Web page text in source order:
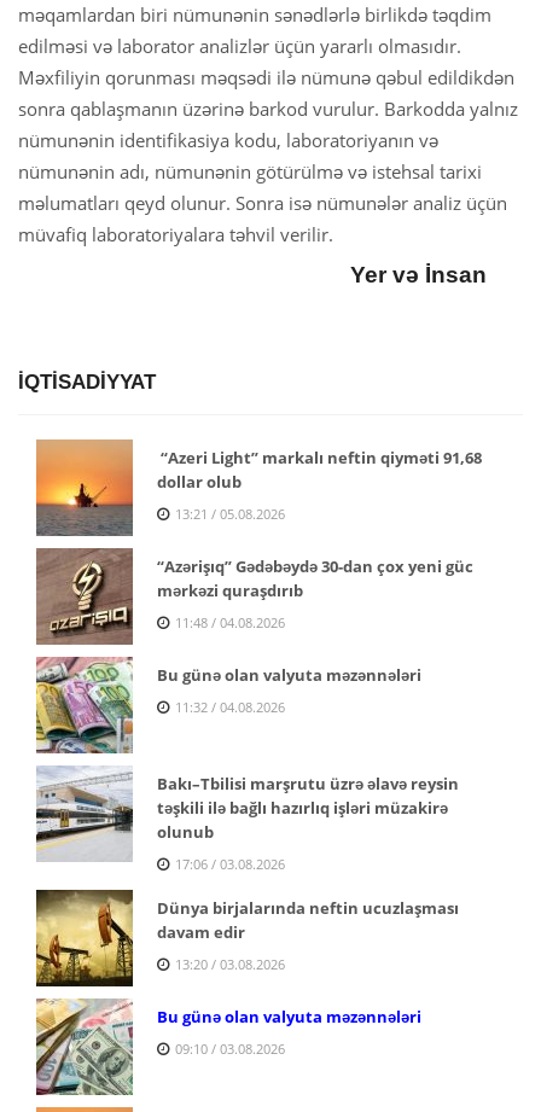
məqamlardan biri nümunənin sənədlərlə birlikdə təqdim
edilməsi və laborator analizlər üçün yararlı olmasıdır.
Məxfiliyin qorunması məqsədi ilə nümunə qəbul edildikdən
sonra qablaşmanın üzərinə barkod vurulur. Barkodda yalnız
nümunənin identifikasiya kodu, laboratoriyanın və
nümunənin adı, nümunənin götürülmə və istehsal tarixi
məlumatları qeyd olunur. Sonra isə nümunələr analiz üçün
müvafiq laboratoriyalara təhvil verilir.
Yer və İnsan
İQTİSADİYYAT
“Azeri Light” markalı neftin qiyməti 91,68
dollar olub
13:21 / 05.08.2026
“Azərişıq” Gədəbəydə 30-dan çox yeni güc
mərkəzi quraşdırıb
11:48 / 04.08.2026
Bu günə olan valyuta məzənnələri
11:32 / 04.08.2026
Bakı–Tbilisi marşrutu üzrə əlavə reysin
təşkili ilə bağlı hazırlıq işləri müzakirə
olunub
17:06 / 03.08.2026
Dünya birjalarında neftin ucuzlaşması
davam edir
13:20 / 03.08.2026
Bu günə olan valyuta məzənnələri
09:10 / 03.08.2026